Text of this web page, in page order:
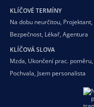
KLÍČOVÉ TERMÍNY
Na dobu neurčitou, Projektant,
Bezpečnost, Lékař, Agentura
KLÍČOVÁ SLOVA
Mzda, Ukončení prac. poměru,
Pochvala, Jsem personalista